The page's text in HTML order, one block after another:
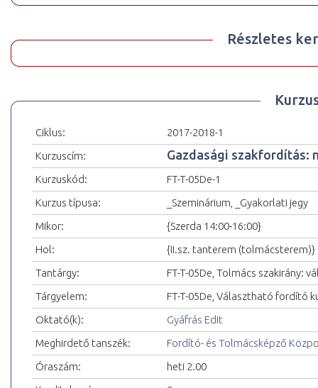
Részletes
Ciklus:
2017-2018-1
Kurzuscím:
Gazdasági szakfordítás:
Kurzuskód:
FT-T-05De-1
Kurzus típusa:
_Szeminárium, _Gyakorlati jegy
Mikor:
{Szerda 14:00-16:00}
Hol:
{II.sz. tanterem (tolmácsterem)}
Tantárgy:
FT-T-05De, Tolmács szakirány:
Tárgyelem:
FT-T-05De, Választható fordító
Oktató(k):
Gyáfrás Edit
Meghirdető tanszék:
Fordító- és Tolmácsképző
Óraszám:
heti 2.00